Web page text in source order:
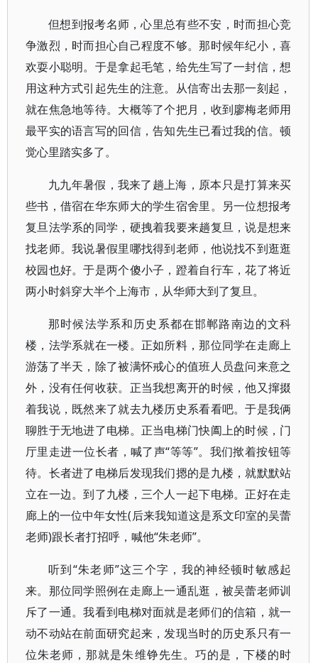
但想到报考名师，心里总有些不安，时而担心竞
争激烈，时而担心自己程度不够。那时候年纪小，喜
欢耍小聪明。于是拿起毛笔，给先生写了一封信，想
用这种方式引起先生的注意。从信寄出去那一刻起，
就在焦急地等待。大概等了个把月，收到廖梅老师用
最平实的语言写的回信，告知先生已看过我的信。顿
觉心里踏实多了。
九九年暑假，我来了趟上海，原本只是打算来买
些书，借宿在华东师大的学生宿舍里。另一位想报考
复旦法学系的同学，硬拽着我要来趟复旦，说是想来
找老师。我说暑假里哪找得到老师，他说找不到逛逛
校园也好。于是两个傻小子，蹬着自行车，花了将近
两小时斜穿大半个上海市，从华师大到了复旦。
那时候法学系和历史系都在邯郸路南边的文科
楼，法学系就在一楼。正如所料，那位同学在走廊上
游荡了半天，除了被满怀戒心的值班人员盘问来意之
外，没有任何收获。正当我想离开的时候，他又撺掇
着我说，既然来了就去九楼历史系看看吧。于是我俩
聊胜于无地进了电梯。正当电梯门快阖上的时候，门
厅里走进一位长者，喊了声“等等”。我们揿着按钮等
待。长者进了电梯后发现我们摁的是九楼，就默默站
立在一边。到了九楼，三个人一起下电梯。正好在走
廊上的一位中年女性(后来我知道这是系文印室的吴蕾
老师)跟长者打招呼，喊他“朱老师”。
听到“朱老师”这三个字，我的神经顿时敏感起
来。那位同学照例在走廊上一通乱逛，被吴蕾老师训
斥了一通。我看到电梯对面就是老师们的信箱，就一
动不动站在前面研究起来，发现当时的历史系只有一
位朱老师，那就是朱维铮先生。巧的是，下楼的时